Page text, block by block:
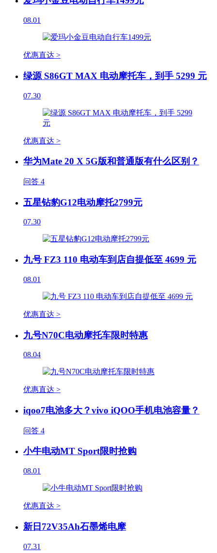
08.01
优惠直达 >
绿源 S86GT MAX 电动摩托车，到手 5299 元
07.30
优惠直达 >
华为Mate 20 X 5G版和普通版有什么区别？
问答 4
五星钻豹G12电动摩托2799元
07.30
九号 FZ3 110 电动车到店自提低至 4699 元
08.01
优惠直达 >
九号N70C电动摩托车限时特惠
08.04
优惠直达 >
iqoo7电池多大？vivo iQOO手机电池容量？
问答 4
小牛电动MT Sport限时抢购
08.01
优惠直达 >
新日72V35Ah石墨烯电摩
07.31